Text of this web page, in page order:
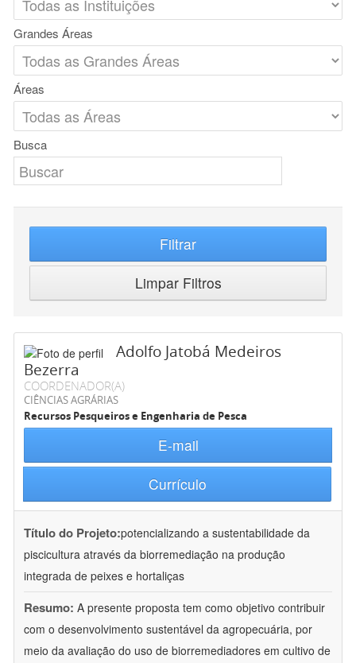
Grandes Áreas
Áreas
Busca
Filtrar
Limpar Filtros
Adolfo Jatobá Medeiros
Bezerra
COORDENADOR(A)
CIÊNCIAS AGRÁRIAS
Recursos Pesqueiros e Engenharia de Pesca
E-mail
Currículo
Título do Projeto:potencializando a sustentabilidade da
piscicultura através da biorremediação na produção
integrada de peixes e hortaliças
Resumo: A presente proposta tem como objetivo contribuir
com o desenvolvimento sustentável da agropecuária, por
meio da avaliação do uso de biorremediadores em cultivo de